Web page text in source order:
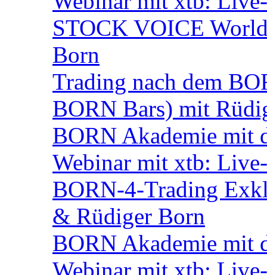
STOCK VOICE
Born
Trading nach dem
BORN Bars) mit
BORN Akademie mit
Webinar mit xtb:
BORN-4-Trading
& Rüdiger Born
BORN Akademie mit
Webinar mit xtb: